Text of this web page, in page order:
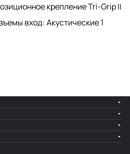
крепление Tri-Grip II
вход: Акустические 1